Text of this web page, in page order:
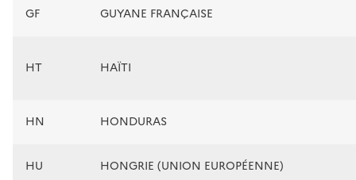
GF GUYANE FRANÇAISE
HT HAÏTI
HN HONDURAS
HU HONGRIE (UNION EUROPÉENNE)